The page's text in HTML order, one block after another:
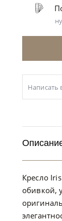
Написать
Кресло
обивкой,